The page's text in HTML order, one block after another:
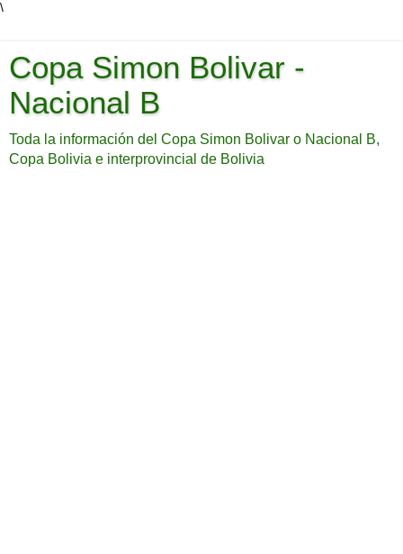
\
Copa Simon Bolivar -
Nacional B
Toda la información del Copa Simon Bolivar o Nacional B,
Copa Bolivia e interprovincial de Bolivia